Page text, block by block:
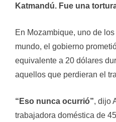
Katmandú. Fue una
En Mozambique, uno de
mundo, el gobierno
equivalente a 20 dólares
aquellos que perdieran el
“Eso nunca ocurrió”, dijo
trabajadora doméstica de